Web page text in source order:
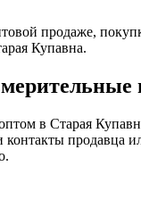
продаже,
Купавна.
в Старая
продавца